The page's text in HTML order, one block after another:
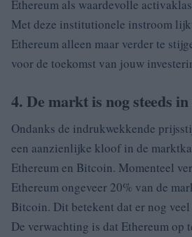
Ethereum als waardevolle
Met deze institutionele instroom
Ethereum alleen maar verder te
voor de toekomst van jouw
4. De markt is nog steeds
Ondanks de indrukwekkende
een aanzienlijke kloof in de
Ethereum en Bitcoin. Momenteel
Ethereum ongeveer 20% van de
Bitcoin. Dit betekent dat er nog
De verwachting is dat Ethereum op